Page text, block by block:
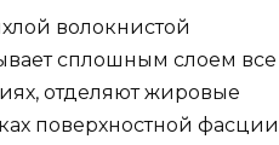
волокнистой
сплошным слоем все
отделяют жировые
поверхностной фасции